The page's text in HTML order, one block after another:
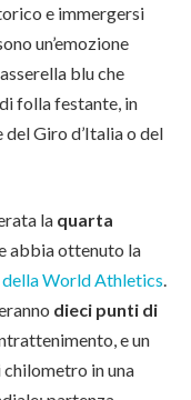
e immergersi
un’emozione
blu che
folla festante, in
del Giro d’Italia o del
la quarta
abbia ottenuto la
della World Athletics.
dieci punti di
e un
in una